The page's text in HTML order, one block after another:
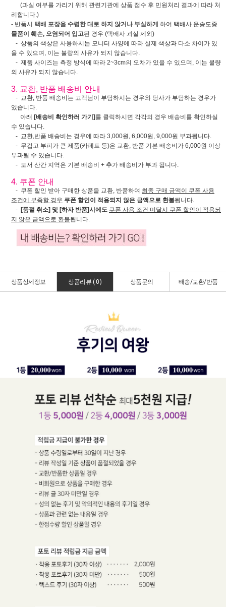
(과실 여부를 가리기 위해 관련기관에 상품 접수 후 민원처리 결과에 따라 처
리합니다.)
- 반품시 택배 포장을 수령한 대로 하지 않거나 부실하게 하여 택배사 운송도중
물품이 훼손, 오염되어 입고된 경우 (택배사 과실 제외)
- 상품의 색상은 사용하시는 모니터 사양에 따라 실제 색상과 다소 차이가 있
을 수 있으며, 이는 불량의 사유가 되지 않습니다.
- 제품 사이즈는 측정 방식에 따라 2~3cm의 오차가 있을 수 있으며, 이는 불량
의 사유가 되지 않습니다.
3. 교환, 반품 배송비 안내
- 교환, 반품 배송비는 고객님이 부담하시는 경우와 당사가 부담하는 경우가
있습니다.
아래 [배송비 확인하러 가기] 를 클릭하시면 각각의 경우 배송비를 확인하실
수 있습니다.
- 교환,반품 배송비는 경우에 따라 3,000원, 6,000원, 9,000원 부과됩니다.
- 무겁고 부피가 큰 제품(카페트 등)은 교환, 반품 기본 배송비가 6,000원 이상
부과될 수 있습니다.
- 도서 산간 지역은 기본 배송비 + 추가 배송비가 부과 됩니다.
4. 쿠폰 안내
- 쿠폰 할인 받아 구매한 상품을 교환, 반품하여 최종 구매 금액이 쿠폰 사용
조건에 부족할 경우 쿠폰 할인이 적용되지 않은 금액으로 환불됩니다.
- [품절 취소] 및 [하자 반품]시에도 쿠폰 사용 조건 미달시 쿠폰 할인이 적용되
지 않은 금액으로 환불됩니다.
상품상세정보 상품리뷰 ( 0) 상품문의 배송/교환/반품